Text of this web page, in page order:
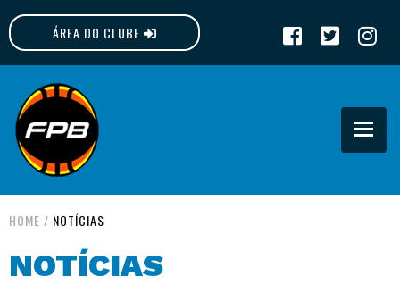
ÁREA DO CLUBE
FPB
HOME / NOTÍCIAS
NOTÍCIAS